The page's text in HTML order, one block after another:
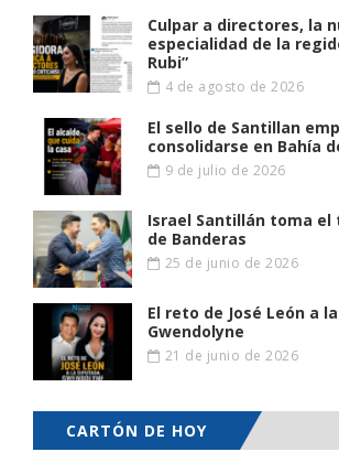
Culpar a directores, la
especialidad de la
Rubi”
4 de agosto de 2026
El sello de Santillan
consolidarse en Bahía
9 de julio de 2026
Israel Santillán toma el
de Banderas
25 de junio de 2026
El reto de José León a
Gwendolyne
21 de junio de 2026
CARTÓN DE HOY